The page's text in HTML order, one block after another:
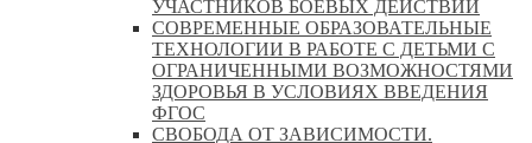
УЧАСТНИКОВ БОЕВЫХ ДЕЙСТВИЙ
СОВРЕМЕННЫЕ ОБРАЗОВАТЕЛЬНЫЕ
ТЕХНОЛОГИИ В РАБОТЕ С ДЕТЬМИ С
ОГРАНИЧЕННЫМИ ВОЗМОЖНОСТЯМИ
ЗДОРОВЬЯ В УСЛОВИЯХ ВВЕДЕНИЯ
ФГОС
СВОБОДА ОТ ЗАВИСИМОСТИ.